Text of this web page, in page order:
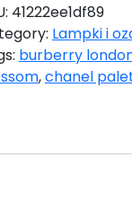
41222ee1df89
Lampki i
burberry
,chanel